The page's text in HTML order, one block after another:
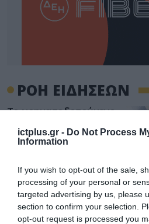
ictplus.gr - Do Not Process
Information
If you wish to opt-out of the sale,
processing of your personal or
targeted advertising by us, please
section to confirm your selection.
opt-out request is processed you
ΡΟΗ ΕΙΔΗΣΕΩΝ
Το χρηματοδοτούμενο
Gaming Police”
ενισχύει την ασφάλεια
διαδίκτυο
ΑΑΔΕ: Διευκρινίσεις
για τα πρόστιμα σε
παραβάσεις που
αφορούν τους ΦΗΜ
31.07.2026